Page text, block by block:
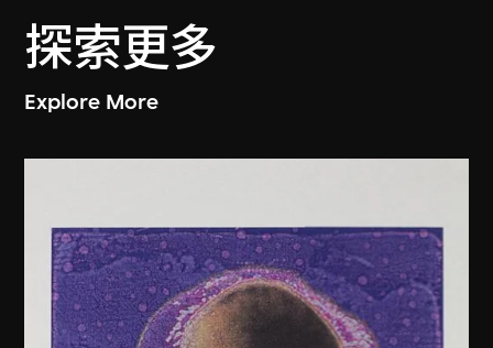
探索更多
Explore More